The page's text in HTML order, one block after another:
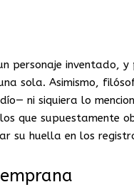
personaje inventado,
sola. Asimismo,
ni siquiera lo
que supuestamente
su huella en los